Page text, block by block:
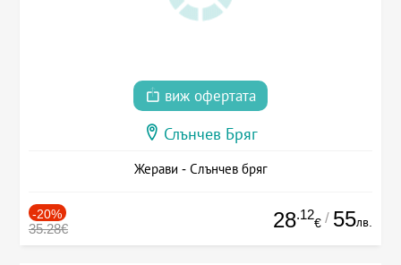
виж офертата
Слънчев Бряг
Жерави - Слънчев бряг
-20%
35.28€ 28.12
€ / 55лв.